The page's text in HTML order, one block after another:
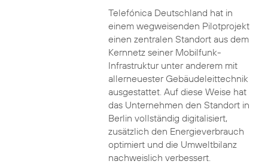
Telefónica Deutschland hat in
einem wegweisenden Pilotprojekt
einen zentralen Standort aus dem
Kernnetz seiner Mobilfunk-
Infrastruktur unter anderem mit
allerneuester Gebäudeleittechnik
ausgestattet. Auf diese Weise hat
das Unternehmen den Standort in
Berlin vollständig digitalisiert,
zusätzlich den Energieverbrauch
optimiert und die Umweltbilanz
nachweislich verbessert.